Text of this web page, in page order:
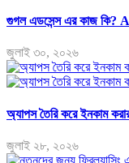
গুগল এডসেন্স এর কাজ কি?
জুলাই ৩০, ২০২৬
অ্যাপস তৈরি করে ইনকাম
জুলাই ২৮, ২০২৬